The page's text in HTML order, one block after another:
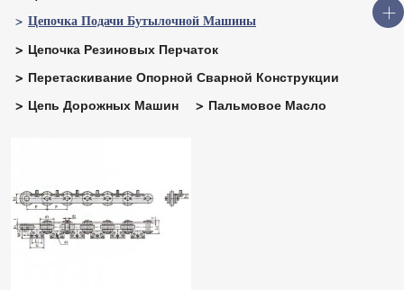
Цепочка Подачи Бутылочной Машины
Цепочка Резиновых Перчаток
Перетаскивание Опорной Сварной Конструкции
Цепь Дорожных Машин
Пальмовое Масло